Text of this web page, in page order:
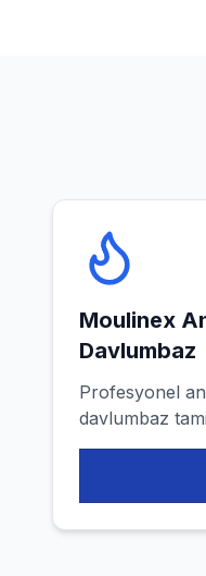
Moulinex
Davlumbaz
Profesyonel
davlumbaz